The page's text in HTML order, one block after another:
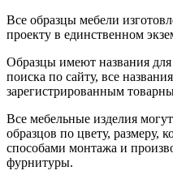
Все образцы мебели
проекту в единственном
Образцы имеют названия
поиска по сайту, все
зарегистрированным
Все мебельные изделия
образцов по цвету, размеру,
способами монтажа и
фурнитуры.